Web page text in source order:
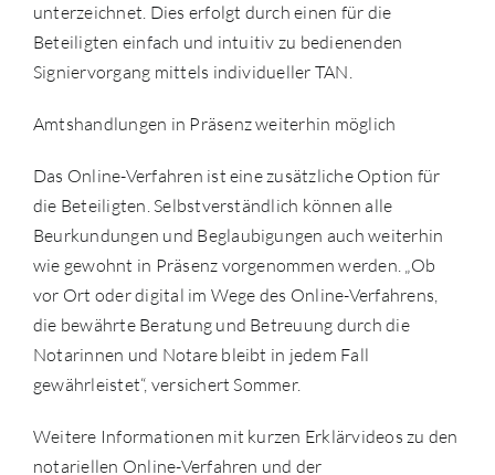
unterzeichnet. Dies erfolgt durch einen für die
Beteiligten einfach und intuitiv zu bedienenden
Signiervorgang mittels individueller TAN.
Amtshandlungen in Präsenz weiterhin möglich
Das Online-Verfahren ist eine zusätzliche Option für
die Beteiligten. Selbstverständlich können alle
Beurkundungen und Beglaubigungen auch weiterhin
wie gewohnt in Präsenz vorgenommen werden. „Ob
vor Ort oder digital im Wege des Online-Verfahrens,
die bewährte Beratung und Betreuung durch die
Notarinnen und Notare bleibt in jedem Fall
gewährleistet“, versichert Sommer.
Weitere Informationen mit kurzen Erklärvideos zu den
notariellen Online-Verfahren und der